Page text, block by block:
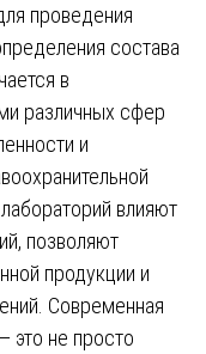
проведения
состава
в
различных сфер
и
влияют
позволяют
продукции и
Современная
это не просто